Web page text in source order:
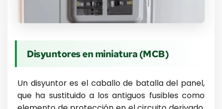
Disyuntores en miniatura (MCB)
Un disyuntor es el caballo de batalla del panel,
que ha sustituido a los antiguos fusibles como